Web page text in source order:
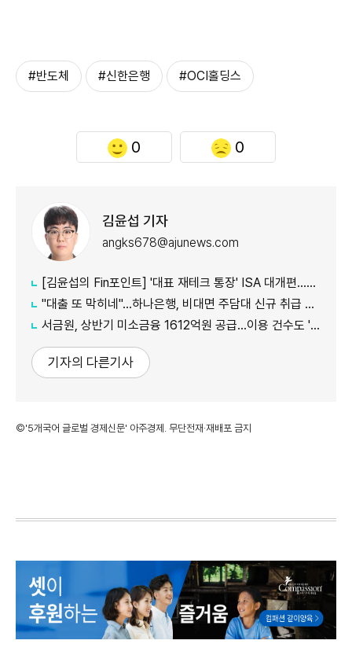
#반도체 #신한은행 #OCI홀딩스
0 0
김윤섭 기자
angks678@ajunews.com
[김윤섭의 Fin포인트] '대표 재테크 통장' ISA 대개편…나에게 맞는 전략은?
"대출 또 막히네"…하나은행, 비대면 주담대 신규 취급 중단
서금원, 상반기 미소금융 1612억원 공급…이용 건수도 '역대 최대'
기자의 다른기사
©'5개국어 글로벌 경제신문' 아주경제. 무단전재·재배포 금지